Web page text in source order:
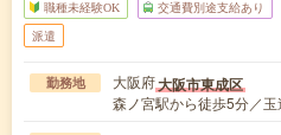
職種未経験OK 交通費別途支給あり
派遣
勤務地 大阪府大阪市東成区
森ノ宮駅から徒歩5分／